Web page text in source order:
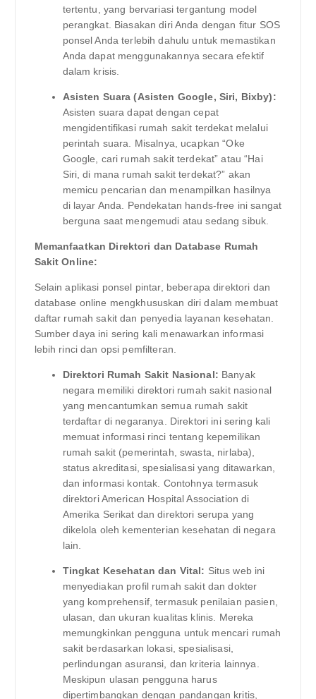
tertentu, yang bervariasi tergantung model
perangkat. Biasakan diri Anda dengan fitur SOS
ponsel Anda terlebih dahulu untuk memastikan
Anda dapat menggunakannya secara efektif
dalam krisis.
Asisten Suara (Asisten Google, Siri, Bixby):
Asisten suara dapat dengan cepat
mengidentifikasi rumah sakit terdekat melalui
perintah suara. Misalnya, ucapkan “Oke
Google, cari rumah sakit terdekat” atau “Hai
Siri, di mana rumah sakit terdekat?” akan
memicu pencarian dan menampilkan hasilnya
di layar Anda. Pendekatan hands-free ini sangat
berguna saat mengemudi atau sedang sibuk.
Memanfaatkan Direktori dan Database Rumah
Sakit Online:
Selain aplikasi ponsel pintar, beberapa direktori dan
database online mengkhususkan diri dalam membuat
daftar rumah sakit dan penyedia layanan kesehatan.
Sumber daya ini sering kali menawarkan informasi
lebih rinci dan opsi pemfilteran.
Direktori Rumah Sakit Nasional: Banyak
negara memiliki direktori rumah sakit nasional
yang mencantumkan semua rumah sakit
terdaftar di negaranya. Direktori ini sering kali
memuat informasi rinci tentang kepemilikan
rumah sakit (pemerintah, swasta, nirlaba),
status akreditasi, spesialisasi yang ditawarkan,
dan informasi kontak. Contohnya termasuk
direktori American Hospital Association di
Amerika Serikat dan direktori serupa yang
dikelola oleh kementerian kesehatan di negara
lain.
Tingkat Kesehatan dan Vital: Situs web ini
menyediakan profil rumah sakit dan dokter
yang komprehensif, termasuk penilaian pasien,
ulasan, dan ukuran kualitas klinis. Mereka
memungkinkan pengguna untuk mencari rumah
sakit berdasarkan lokasi, spesialisasi,
perlindungan asuransi, dan kriteria lainnya.
Meskipun ulasan pengguna harus
dipertimbangkan dengan pandangan kritis,